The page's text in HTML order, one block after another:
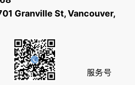
Granville St, Vancouver,
服务号